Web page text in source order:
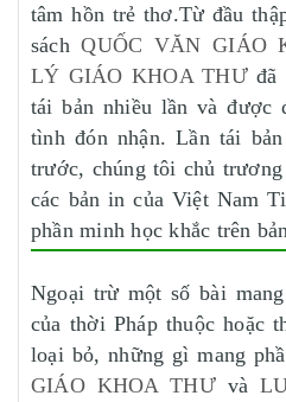
tâm hồn trẻ thơ.Từ đầu
sáchQUỐC VĂN GIÁO
LÝ GIÁO KHOA THƯđã
tái bản nhiều lần và được
tình đón nhận. Lần tái
trước, chúng tôi chủ
các bản in của Việt Nam
phần minh học khắc trên
Ngoại trừ một số bài
của thời Pháp thuộc hoặc
loại bỏ, những gì mang
GIÁO KHOA THƯvà